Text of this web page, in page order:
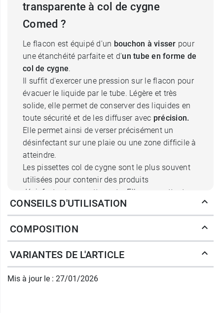
transparente à col de cygne
Comed ?
Le flacon est équipé d'un bouchon à visser pour
une étanchéité parfaite et d'un tube en forme de
col de cygne.
Il suffit d'exercer une pression sur le flacon pour
évacuer le liquide par le tube. Légère et très
solide, elle permet de conserver des liquides en
toute sécurité et de les diffuser avec précision.
Elle permet ainsi de verser précisément un
désinfectant sur une plaie ou une zone difficile à
atteindre.
Les pissettes col de cygne sont le plus souvent
utilisées pour contenir des produits
désinfectants ou nettoyants. Elles permettent
ainsi de ne pas toucher les instruments à
désinfecter ou à nettoyer avec les mains.
Facile d'utilisation, la pissette à col de cygne est
un instrument médical indispensable dans les
cabinets médicaux, les laboratoires d'analyse ou
en milieu hospitalier.
CONSEILS D'UTILISATION
COMPOSITION
VARIANTES DE L'ARTICLE
Mis à jour le : 27/01/2026